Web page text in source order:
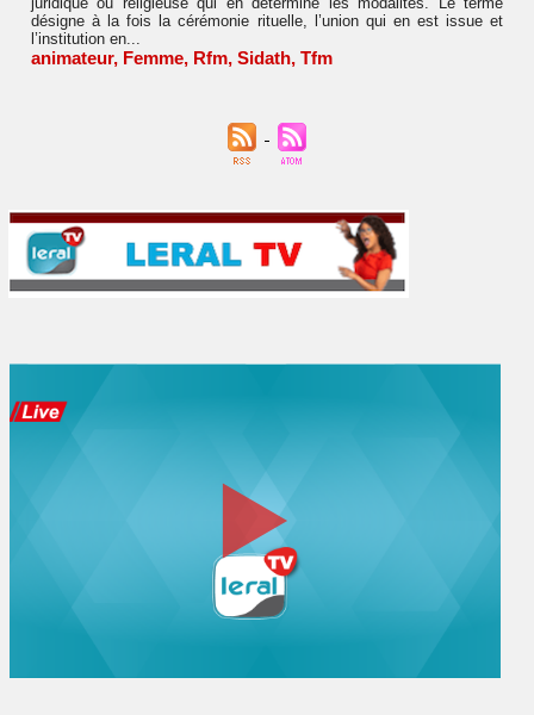
désigne à la fois la cérémonie rituelle, l’union qui en est issue et
l’institution en...
animateur, Femme, Rfm, Sidath, Tfm